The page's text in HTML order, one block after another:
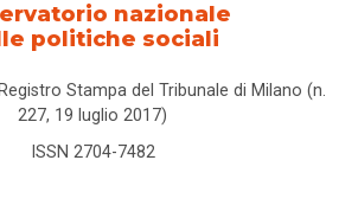
nazionale
politiche sociali
Stampa del Tribunale di Milano (n.
227, 19 luglio 2017)
ISSN 2704-7482